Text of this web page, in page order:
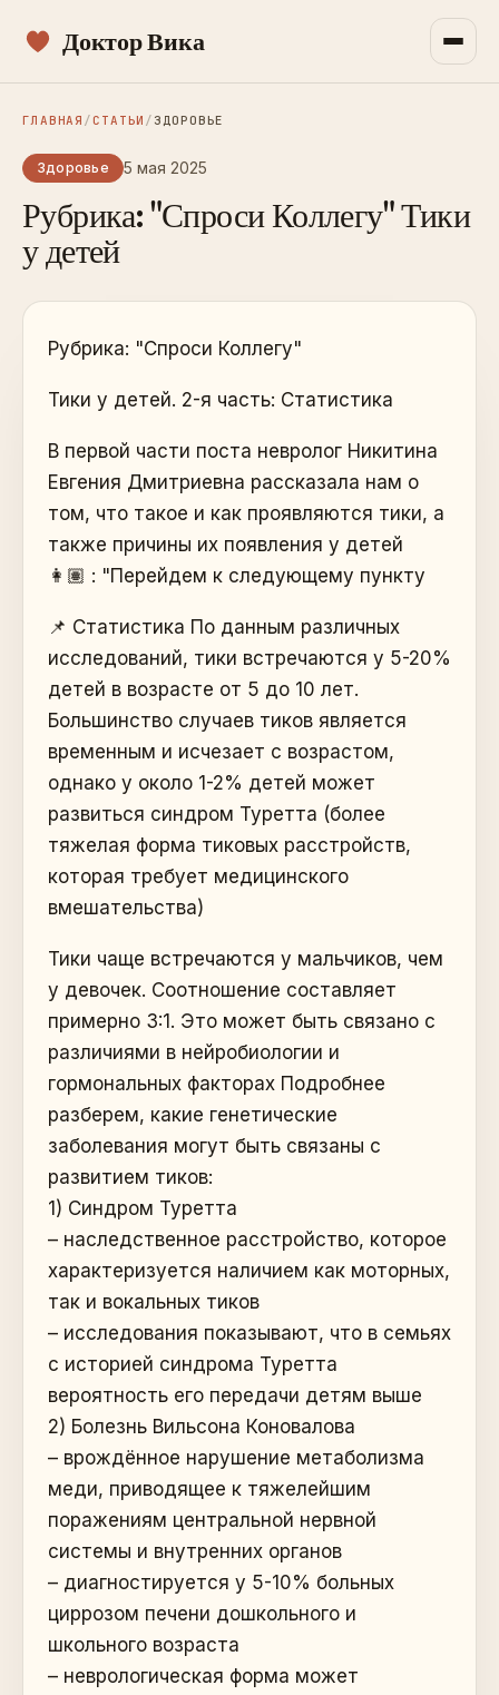
Доктор Вика
ГЛАВНАЯ /СТАТЬИ / ЗДОРОВЬЕ
Здоровье 5 мая 2025
Рубрика: "Спроси Коллегу" Тики
у детей
Рубрика: "Спроси Коллегу"
Тики у детей. 2-я часть: Статистика
В первой части поста невролог Никитина
Евгения Дмитриевна рассказала нам о
том, что такое и как проявляются тики, а
также причины их появления у детей
👩🏽 : "Перейдем к следующему пункту
📌 Статистика По данным различных
исследований, тики встречаются у 5-20%
детей в возрасте от 5 до 10 лет.
Большинство случаев тиков является
временным и исчезает с возрастом,
однако у около 1-2% детей может
развиться синдром Туретта (более
тяжелая форма тиковых расстройств,
которая требует медицинского
вмешательства)
Тики чаще встречаются у мальчиков, чем
у девочек. Соотношение составляет
примерно 3:1. Это может быть связано с
различиями в нейробиологии и
гормональных факторах Подробнее
разберем, какие генетические
заболевания могут быть связаны с
развитием тиков:
1) Синдром Туретта
– наследственное расстройство, которое
характеризуется наличием как моторных,
так и вокальных тиков
– исследования показывают, что в семьях
с историей синдрома Туретта
вероятность его передачи детям выше
2) Болезнь Вильсона Коновалова
– врождённое нарушение метаболизма
меди, приводящее к тяжелейшим
поражениям центральной нервной
системы и внутренних органов
– диагностируется у 5-10% больных
циррозом печени дошкольного и
школьного возраста
– неврологическая форма может